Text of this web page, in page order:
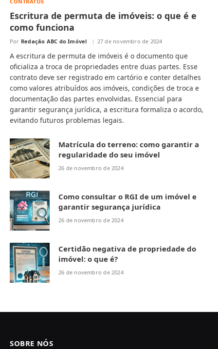
Escritura de permuta de imóveis: o que é e
como funciona
Por Redação ABC do Imóvel 27 de novembro de 2024
A escritura de permuta de imóveis é o documento que
oficializa a troca de propriedades entre duas partes. Esse
contrato deve ser registrado em cartório e conter detalhes
como valores atribuídos aos imóveis, condições de troca e
documentação das partes envolvidas. Essencial para
garantir segurança jurídica, a escritura formaliza o acordo,
evitando futuros problemas legais.
Matrícula do terreno: como garantir a
regularidade do seu imóvel
26 de novembro de 2024
Como consultar o RGI de um imóvel e
garantir segurança jurídica
26 de novembro de 2024
Certidão negativa de propriedade do
imóvel: o que é?
26 de novembro de 2024
SOBRE NÓS